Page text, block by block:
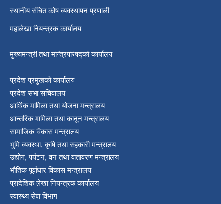
स्थानीय संचित कोष व्यवस्थापन प्रणाली
महालेखा नियन्त्रक कार्यालय
मुख्यमन्त्री तथा मन्त्रिपरिषद्को कार्यालय
प्रदेश प्रमुखको कार्यालय
प्रदेश सभा सचिवालय
आर्थिक मामिला तथा योजना मन्त्रालय
आन्तरिक मामिला तथा कानून मन्त्रालय
सामाजिक विकास मन्त्रालय
भुमि व्यवस्था, कृषि तथा सहकारी मन्त्रालय
उद्योग, पर्यटन, वन तथा वातावरण मन्त्रालय
भौतिक पूर्वाधार विकास मन्त्रालय
प्रादेशिक लेखा नियन्त्रक कार्यालय
स्वास्थ्य सेवा विभाग